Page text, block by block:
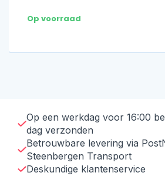
Op voorraad
Op een werkdag voor 16:00
dag verzonden
Betrouwbare levering via
Steenbergen Transport
Deskundige klantenservice